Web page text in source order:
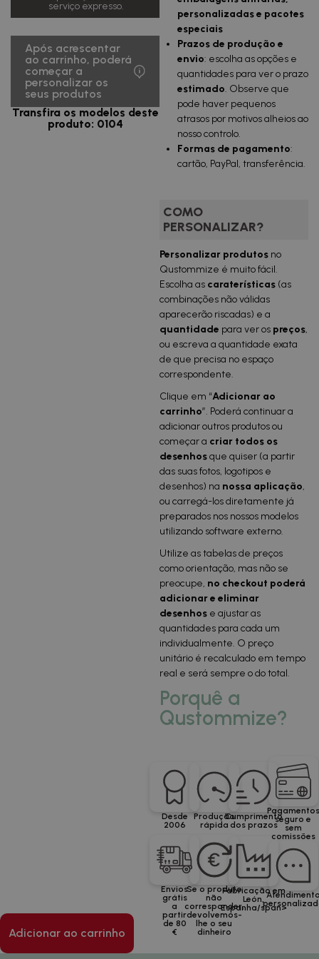
uds.
€/u.
4 329,55
20000
uds.
0,42
€/u.
8 449,62
IVA incluido
30000
uds.
0,41
€/u.
12 307,80
serviço expresso.
Após acrescentar
ao carrinho, poderá
começar a
personalizar os
seus produtos
Transfira os modelos deste
produto: 0104
personalizadas e pacotes
especiais
Prazos de produção e
envio: escolha as opções e
quantidades para ver o prazo
estimado. Observe que
pode haver pequenos
atrasos por motivos alheios ao
nosso controlo.
Formas de pagamento:
cartão, PayPal, transferência.
COMO
PERSONALIZAR?
Personalizar produtos no
Qustommize é muito fácil.
Escolha as caraterísticas (as
combinações não válidas
aparecerão riscadas) e a
quantidade para ver os preços,
ou escreva a quantidade exata
de que precisa no espaço
correspondente.
Clique em “Adicionar ao
carrinho”. Poderá continuar a
adicionar outros produtos ou
começar a criar todos os
desenhosque quiser (a partir
das suas fotos, logotipos e
desenhos) na nossa aplicação,
ou carregá-los diretamente já
preparados nos nossos modelos
utilizando software externo.
Utilize as tabelas de preços
como orientação, mas não se
preocupe, no checkout poderá
adicionar e eliminar
desenhos e ajustar as
quantidades para cada um
individualmente. O preço
unitário é recalculado em tempo
real e será sempre o do total.
Porquê a
Qustommize?
Desde
2006
Produção
rápida
Cumprimento
dos prazos
Pagamentos
seguro e
sem
comissões
Envios
grátis
a
partir
de 80
€
Se o produto
não
corresponder,
devolvemos-
lhe o seu
dinheiro
Fabricação em
León,
Espanha/span>
Adicionar ao carrinho